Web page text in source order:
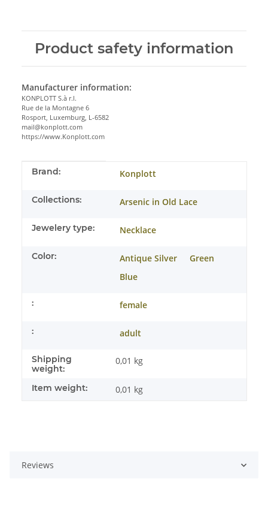
Product safety information
Manufacturer information:
KONPLOTT S.à r.l.
Rue de la Montagne 6
Rosport, Luxemburg, L-6582
mail@konplott.com
https://www.Konplott.com
Item information
Value
Brand: Konplott
Collections: Arsenic in Old Lace
Jewelery type: Necklace
Color: Antique Silver
Green
Blue
: female
: adult
Shipping
weight:
0,01 kg
Item weight: 0,01 kg
Reviews